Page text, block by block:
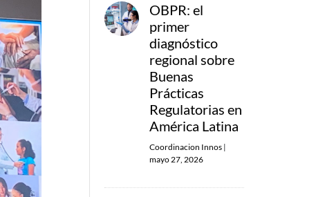
OBPR: el
primer
diagnóstico
regional sobre
Buenas
Prácticas
Regulatorias en
América Latina
Coordinacion Innos |
mayo 27, 2026